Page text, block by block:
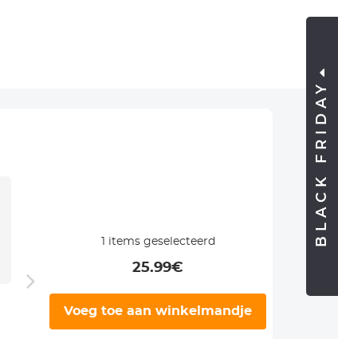
67mm Variable
ND Filter ND2 -
ND400 (1 - 9
Pro Mist 1/4
Filter met 3
18
1 items geselecteerd
25.99€
Voeg toe aan winkelmandje
BLACK FRIDAY